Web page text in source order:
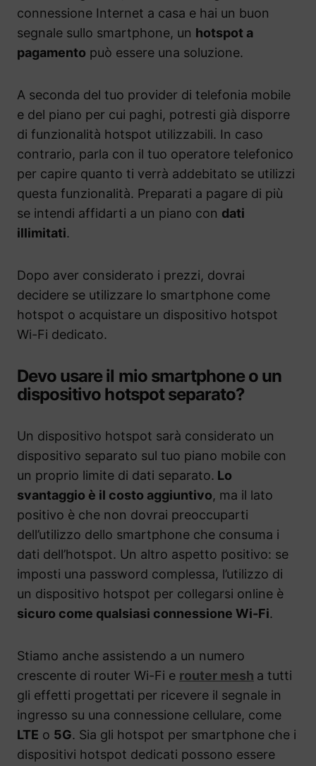
connessione Internet a casa e hai un buon
segnale sullo smartphone, un hotspot a
pagamento può essere una soluzione.
A seconda del tuo provider di telefonia mobile
e del piano per cui paghi, potresti già disporre
di funzionalità hotspot utilizzabili. In caso
contrario, parla con il tuo operatore telefonico
per capire quanto ti verrà addebitato se utilizzi
questa funzionalità. Preparati a pagare di più
se intendi affidarti a un piano con dati
illimitati.
Dopo aver considerato i prezzi, dovrai
decidere se utilizzare lo smartphone come
hotspot o acquistare un dispositivo hotspot
Wi-Fi dedicato.
Devo usare il mio smartphone o un
dispositivo hotspot separato?
Un dispositivo hotspot sarà considerato un
dispositivo separato sul tuo piano mobile con
un proprio limite di dati separato. Lo
svantaggio è il costo aggiuntivo, ma il lato
positivo è che non dovrai preoccuparti
dell’utilizzo dello smartphone che consuma i
dati dell’hotspot. Un altro aspetto positivo: se
imposti una password complessa, l’utilizzo di
un dispositivo hotspot per collegarsi online è
sicuro come qualsiasi connessione Wi-Fi.
Stiamo anche assistendo a un numero
crescente di router Wi-Fi e router mesh a tutti
gli effetti progettati per ricevere il segnale in
ingresso su una connessione cellulare, come
LTE o 5G. Sia gli hotspot per smartphone che i
dispositivi hotspot dedicati possono essere